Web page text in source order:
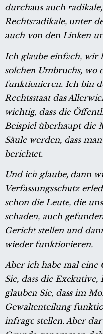
durchaus auch
Rechtsradikale, unter
auch von den Linken
Ich glaube einfach, wir
solchen Umbruchs, wo
funktionieren. Ich bin
Rechtsstaat das
wichtig, dass die
Beispiel überhaupt die
Säule werden, dass
berichtet.
Und ich glaube, dann
Verfassungsschutz
schon die Leute, die
schaden, auch
Gericht stellen und
wieder funktionieren.
Aber ich habe mal eine
Sie, dass die
glauben Sie, dass im
Gewaltenteilung
infrage stellen. Aber